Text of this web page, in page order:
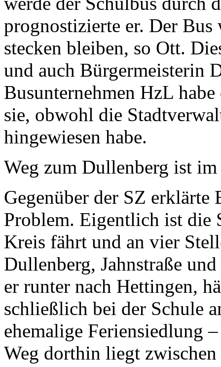
prognostizierte er. Der Bus
stecken bleiben, so Ott.
und auch Bürgermeisterin
Busunternehmen HzL
sie, obwohl die
hingewiesen habe.
Weg zum Dullenberg ist
Gegenüber der SZ erklärte
Problem. Eigentlich ist die
Kreis fährt und an vier
Dullenberg, Jahnstraße
er runter nach Hettingen,
schließlich bei der Schule
ehemalige Feriensiedlung
Weg dorthin liegt